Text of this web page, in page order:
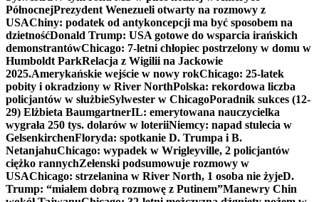
PółnocnejPrezydent Wenezueli otwarty na rozmowy z
USAChiny: podatek od antykoncepcji ma być sposobem na
dzietnośćDonald Trump: USA gotowe do wsparcia irańskich
demonstrantówChicago: 7-letni chłopiec postrzelony w domu w
Humboldt ParkRelacja z Wigilii na Jackowie
2025.Amerykańskie wejście w nowy rokChicago: 25-latek
pobity i okradziony w River NorthPolska: rekordowa liczba
policjantów w służbieSylwester w ChicagoPoradnik sukces (12-
29) Elżbieta BaumgartnerIL: emerytowana nauczycielka
wygrała 250 tys. dolarów w loteriiNiemcy: napad stulecia w
GelsenkirchenFloryda: spotkanie D. Trumpa i B.
NetanjahuChicago: wypadek w Wrigleyville, 2 policjantów
ciężko rannychZełenski podsumowuje rozmowy w
USAChicago: strzelanina w River North, 1 osoba nie żyjeD.
Trump: “miałem dobrą rozmowę z Putinem”Manewry Chin